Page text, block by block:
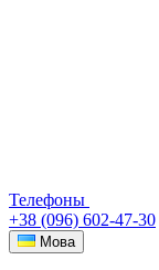
Телефоны
+38 (096) 602-47-30
Мова